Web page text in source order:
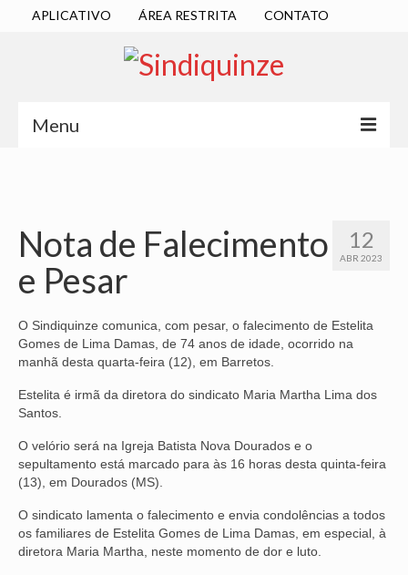
APLICATIVO ÁREA RESTRITA CONTATO
Menu
DIRETORIA EXECUTIVA
ESTATUTO
ATAS
LOCALIZAÇÃO
QUEM SOMOS
SUBSEDES
ARAÇATUBA
BAURU
12
ABR 2023
Nota de Falecimento
e Pesar
O Sindiquinze comunica, com pesar, o falecimento de Estelita
Gomes de Lima Damas, de 74 anos de idade, ocorrido na
manhã desta quarta-feira (12), em Barretos.
Estelita é irmã da diretora do sindicato Maria Martha Lima dos
Santos.
O velório será na Igreja Batista Nova Dourados e o
sepultamento está marcado para às 16 horas desta quinta-feira
(13), em Dourados (MS).
O sindicato lamenta o falecimento e envia condolências a todos
os familiares de Estelita Gomes de Lima Damas, em especial, à
diretora Maria Martha, neste momento de dor e luto.